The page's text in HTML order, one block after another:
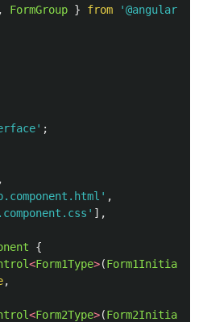
, FormGroup } from '@angular/
' ;
,
' ,
' ],
{
<Form1Type>(Form1Initial
,
<Form2Type>(Form2Initial